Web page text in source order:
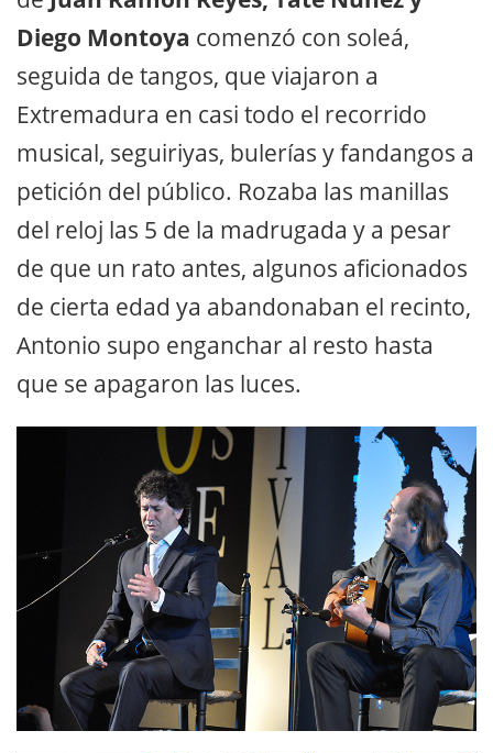
Diego Montoya comenzó con soleá,
seguida de tangos, que viajaron a
Extremadura en casi todo el recorrido
musical, seguiriyas, bulerías y fandangos a
petición del público. Rozaba las manillas
del reloj las 5 de la madrugada y a pesar
de que un rato antes, algunos aficionados
de cierta edad ya abandonaban el recinto,
Antonio supo enganchar al resto hasta
que se apagaron las luces.